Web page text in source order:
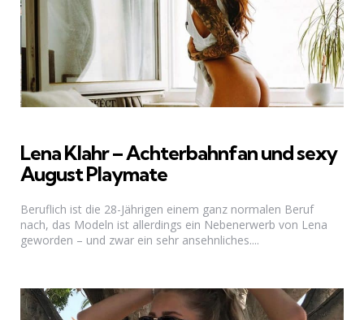
Lena Klahr – Achterbahnfan und sexy
August Playmate
Beruflich ist die 28-Jährigen einem ganz normalen Beruf
nach, das Modeln ist allerdings ein Nebenerwerb von Lena
geworden – und zwar ein sehr ansehnliches....